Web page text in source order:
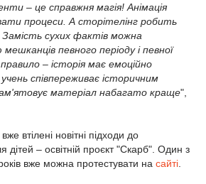
– це справжня магія! Анімація
процеси. А сторітелінг робить
сухих фактів можна
певного періоду і певної
– історія має емоційно
співпереживає історичним
матеріал набагато краще",
втілені новітні підходи до
дітей – освітній проєкт "Скарб". Один з
вже можна протестувати на сайті